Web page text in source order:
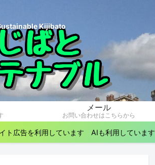
Kijibato
メール
お問い合わせはこちらから
ト広告を利用しています AIも利用しています